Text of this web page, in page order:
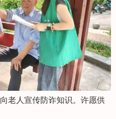
人宣传防诈知识。许愿供